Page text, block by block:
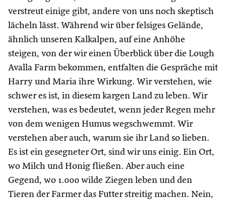
verstreut einige gibt, andere von uns noch skeptisch
lächeln lässt. Während wir über felsiges Gelände,
ähnlich unseren Kalkalpen, auf eine Anhöhe
steigen, von der wir einen Überblick über die Lough
Avalla Farm bekommen, entfalten die Gespräche mit
Harry und Maria ihre Wirkung. Wir verstehen, wie
schwer es ist, in diesem kargen Land zu leben. Wir
verstehen, was es bedeutet, wenn jeder Regen mehr
von dem wenigen Humus wegschwemmt. Wir
verstehen aber auch, warum sie ihr Land so lieben.
Es ist ein gesegneter Ort, sind wir uns einig. Ein Ort,
wo Milch und Honig fließen. Aber auch eine
Gegend, wo 1.000 wilde Ziegen leben und den
Tieren der Farmer das Futter streitig machen. Nein,